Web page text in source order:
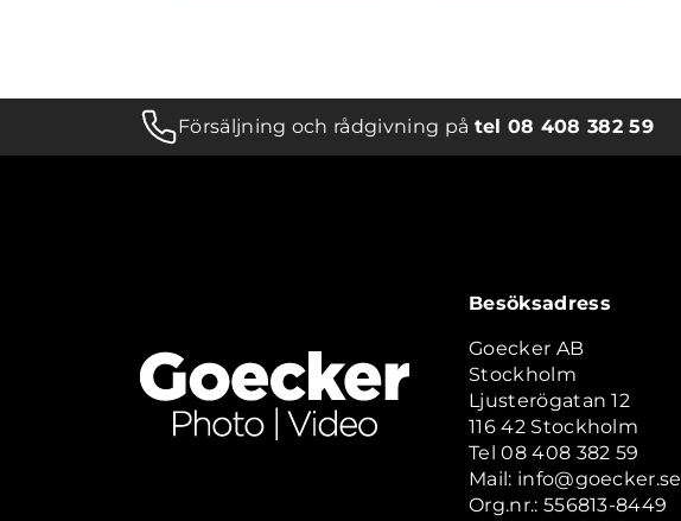
Försäljning och rådgivning på tel 08 408 382 59
Besöksadress
Goecker AB
Stockholm
Ljusterögatan 12
116 42 Stockholm
Tel 08 408 382 59
Mail: info@goecker.se
Org.nr.: 556813-8449